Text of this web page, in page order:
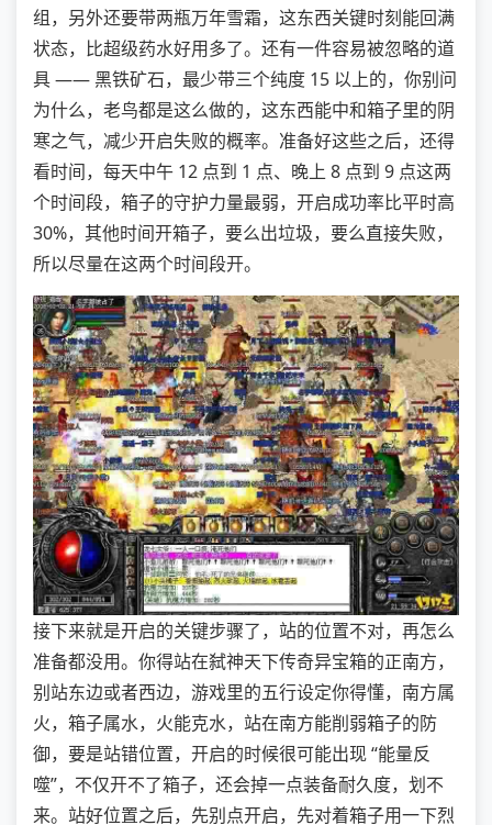
组，另外还要带两瓶万年雪霜，这东西关键时刻能回满
状态，比超级药水好用多了。还有一件容易被忽略的道
具 —— 黑铁矿石，最少带三个纯度 15 以上的，你别问
为什么，老鸟都是这么做的，这东西能中和箱子里的阴
寒之气，减少开启失败的概率。准备好这些之后，还得
看时间，每天中午 12 点到 1 点、晚上 8 点到 9 点这两
个时间段，箱子的守护力量最弱，开启成功率比平时高
30%，其他时间开箱子，要么出垃圾，要么直接失败，
所以尽量在这两个时间段开。
接下来就是开启的关键步骤了，站的位置不对，再怎么
准备都没用。你得站在弑神天下传奇异宝箱的正南方，
别站东边或者西边，游戏里的五行设定你得懂，南方属
火，箱子属水，火能克水，站在南方能削弱箱子的防
御，要是站错位置，开启的时候很可能出现 “能量反
噬”，不仅开不了箱子，还会掉一点装备耐久度，划不
来。站好位置之后，先别点开启，先对着箱子用一下烈